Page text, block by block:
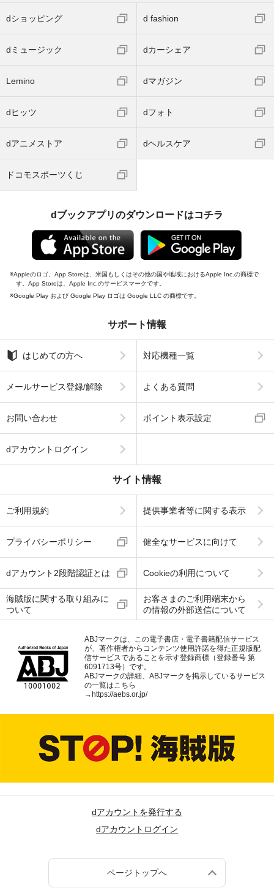
dショッピング d fashion
dミュージック dカーシェア
Lemino dマガジン
dヒッツ dフォト
dアニメストア dヘルスケア
ドコモスポーツくじ
dブックアプリのダウンロードはコチラ
Appleのロゴ、App Storeは、米国もしくはその他の国や地域におけるApple Inc.の商標で
す。App Storeは、Apple Inc.のサービスマークです。
Google Play および Google Play ロゴは Google LLC の商標です。
サポート情報
はじめての方へ 対応機種一覧
メールサービス登録/解除 よくある質問
お問い合わせ ポイント表示設定
dアカウントログイン
サイト情報
ご利用規約 提供事業者等に関する表示
プライバシーポリシー 健全なサービスに向けて
dアカウント2段階認証とは Cookieの利用について
海賊版に関する取り組みに
ついて
お客さまのご利用端末から
の情報の外部送信について
ABJマークは、この電子書店・電子書籍配信サービス
が、著作権者からコンテンツ使用許諾を得た正規版配
信サービスであることを示す登録商標（登録番号 第
6091713号）です。
ABJマークの詳細、ABJマークを掲示しているサービス
の一覧はこちら
→ https://aebs.or.jp/
dアカウントを発行する
dアカウントログイン
ページトップへ